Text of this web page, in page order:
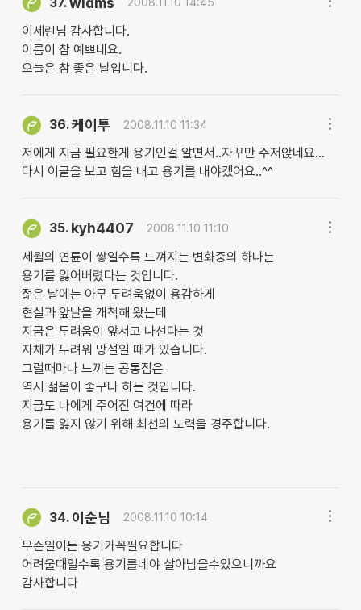
2008.11.10 14:45
이세린님 감사합니다.
이름이 참 예쁘네요.
오늘은 참 좋은 날입니다.
36.케이투 2008.11.10 11:34
저에게 지금 필요한게 용기인걸 알면서..자꾸만 주저앉네요...
다시 이글을 보고 힘을 내고 용기를 내야겠어요..^^
35. kyh4407 2008.11.10 11:10
세월의 연륜이 쌓일수록 느껴지는 변화중의 하나는
용기를 잃어버렸다는 것입니다.
젊은 날에는 아무 두려움없이 용감하게
현실과 앞날을 개척해 왔는데
지금은 두려움이 앞서고 나선다는 것
자체가 두려워 망설일 때가 있습니다.
그럴때마나 느끼는 공통점은
역시 젊음이 좋구나 하는 것입니다.
지금도 나에게 주어진 여건에 따라
용기를 잃지 않기 위해 최선의 노력을 경주합니다.
34. 이순님 2008.11.10 10:14
무슨일이든 용기가꼭필요합니다
어려울때일수록 용기를네야 살아남을수있으니까요
감사합니다